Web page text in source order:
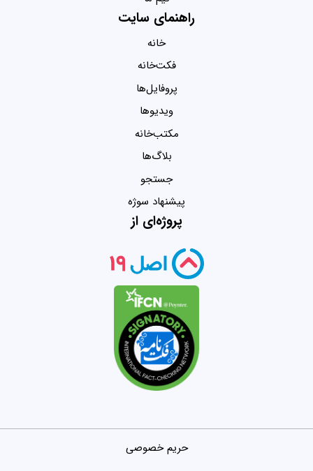
راهنمای سایت
خانه
فکت‌خانه
پروفایل‌ها
ویدیو‌ها
مکتب‌خانه
بلاگ‌ها
جستجو
پیشنهاد سوژه
پروژه‌ای از
حریم خصوصی